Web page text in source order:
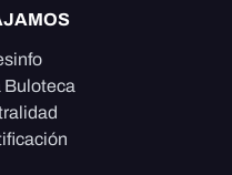
Buloteca